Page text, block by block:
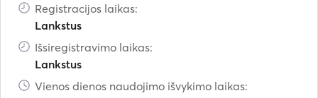
Registracijos laikas:
Lankstus
Išsiregistravimo laikas:
Lankstus
Vienos dienos naudojimo išvykimo laikas: